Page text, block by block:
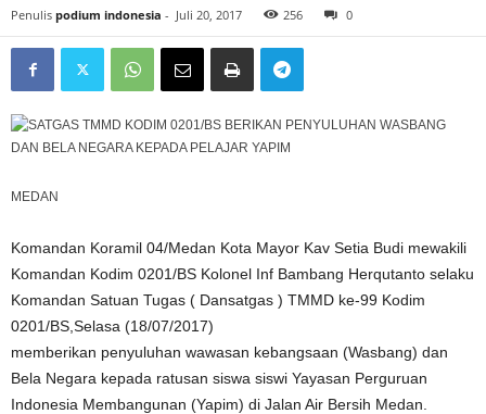
Penulis podium indonesia - Juli 20, 2017 256 0
MEDAN
Komandan Koramil 04/Medan Kota Mayor Kav Setia Budi mewakili
Komandan Kodim 0201/BS Kolonel Inf Bambang Herqutanto selaku
Komandan Satuan Tugas ( Dansatgas ) TMMD ke-99 Kodim
0201/BS,Selasa (18/07/2017)
memberikan penyuluhan wawasan kebangsaan (Wasbang) dan
Bela Negara kepada ratusan siswa siswi Yayasan Perguruan
Indonesia Membangunan (Yapim) di Jalan Air Bersih Medan.